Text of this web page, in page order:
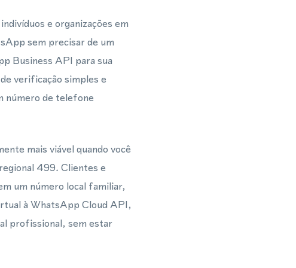
e organizações em
sem precisar de um
Business API para sua
verificação simples e
número de telefone
mais viável quando você
499. Clientes e
um número local familiar,
à WhatsApp Cloud API,
profissional, sem estar